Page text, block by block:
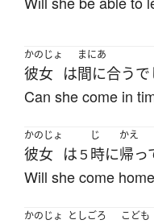
かのじょ
彼女 は
まにあ
間に合う
Can she come in
かのじょ
彼女 は５
じ
時に
かえ
帰っ
Will she come
かのじょ としごろ こども